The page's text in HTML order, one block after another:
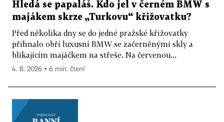
Hledá se papaláš. Kdo jel v černém BMW s
majákem skrze „Turkovu“ křižovatku?
Před několika dny se do jedné pražské křižovatky
přihnalo obří luxusní BMW se začerněnými skly a
blikajícím majáčkem na střeše. Na červenou...
4. 8. 2026 ▪ 6 min. čtení